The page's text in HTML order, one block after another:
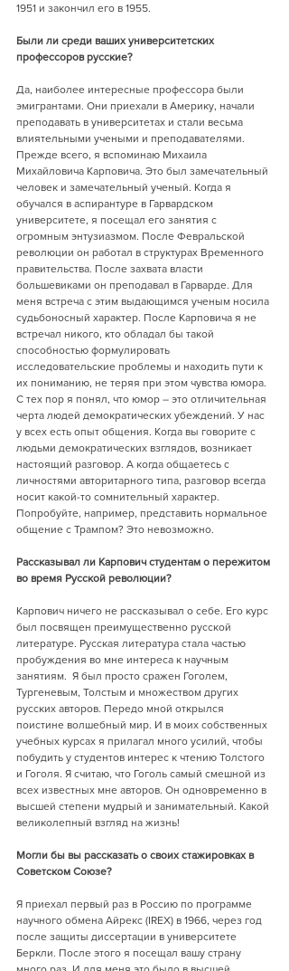
1951 и закончил его в 1955.
Были ли среди ваших университетских
профессоров русские?
Да, наиболее интересные профессора были
эмигрантами. Они приехали в Америку, начали
преподавать в университетах и стали весьма
влиятельными учеными и преподавателями.
Прежде всего, я вспоминаю Михаила
Михайловича Карповича. Это был замечательный
человек и замечательный ученый. Когда я
обучался в аспирантуре в Гарвардском
университете, я посещал его занятия с
огромным энтузиазмом. После Февральской
революции он работал в структурах Временного
правительства. После захвата власти
большевиками он преподавал в Гарварде. Для
меня встреча с этим выдающимся ученым носила
судьбоносный характер. После Карповича я не
встречал никого, кто обладал бы такой
способностью формулировать
исследовательские проблемы и находить пути к
их пониманию, не теряя при этом чувства юмора.
С тех пор я понял, что юмор – это отличительная
черта людей демократических убеждений. У нас
у всех есть опыт общения. Когда вы говорите с
людьми демократических взглядов, возникает
настоящий разговор. А когда общаетесь с
личностями авторитарного типа, разговор всегда
носит какой-то сомнительный характер.
Попробуйте, например, представить нормальное
общение с Трампом? Это невозможно.
Рассказывал ли Карпович студентам о пережитом
во время Русской революции?
Карпович ничего не рассказывал о себе. Его курс
был посвящен преимущественно русской
литературе. Русская литература стала частью
пробуждения во мне интереса к научным
занятиям.  Я был просто сражен Гоголем,
Тургеневым, Толстым и множеством других
русских авторов. Передо мной открылся
поистине волшебный мир. И в моих собственных
учебных курсах я прилагал много усилий, чтобы
побудить у студентов интерес к чтению Толстого
и Гоголя. Я считаю, что Гоголь самый смешной из
всех известных мне авторов. Он одновременно в
высшей степени мудрый и занимательный. Какой
великолепный взгляд на жизнь!
Могли бы вы рассказать о своих стажировках в
Советском Союзе?
Я приехал первый раз в Россию по программе
научного обмена Айрекс (IREX) в 1966, через год
после защиты диссертации в университете
Беркли. После этого я посещал вашу страну